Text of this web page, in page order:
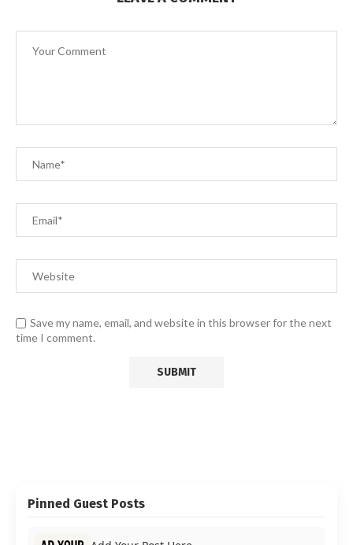
Save my name, email, and website in this browser for the next
time I comment.
Pinned Guest Posts